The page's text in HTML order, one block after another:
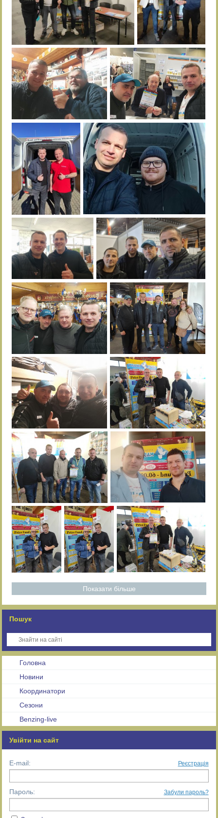
Показати більше
Пошук
Головна
Новини
Координатори
Сезони
Benzing-live
Увійти на сайт
E-mail: Реєстрація
Пароль: Забули пароль?